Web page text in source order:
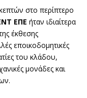
στο περίπτερο
ΕΠΕ ήταν ιδιαίτερα
έκθεσης
εποικοδομητικές
του κλάδου,
μονάδες και